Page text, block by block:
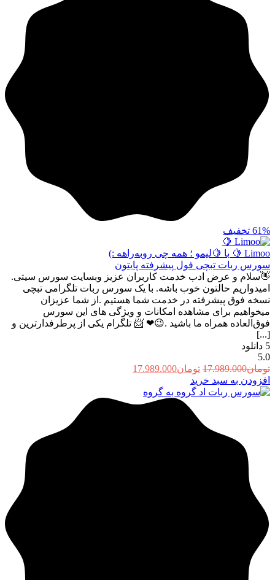
61% تخفیف
Limoo 🍋
با 🍋لیمو ؛ همه چی رو‌به‌راهه :)
سورس ربات تبچی فول پیشرفته پایتون
👋سلام و عرض ادب خدمت کاربران عزیز وبسایت سورس سیتی.
امیدواریم حالتون خوب باشه. با یک سورس ربات تلگرامی تبچی
نسخه فوق پیشرفته در خدمت شما هستیم .از شما عزیزان
میخواهیم برای مشاهده امکانات و ویژگی های این سورس
فوق‌العاده همراه ما باشید .😉❤ 📨 تلگرام یکی از پرطرفدارترین و
[...]
5 دانلود
5.0
تومان17.989.000 قیمت
اصلی:
تومان17.989.000
بود.
تومان17.989.000
افزودن به سبد خرید